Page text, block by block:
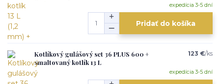
expedícia 3-5 dní
Pridať do košíka
Kotlíkový gulášový set 36 PLUS 600 +
smaltovaný kotlík 13 L
123 €/ks
expedícia 3-5 dní